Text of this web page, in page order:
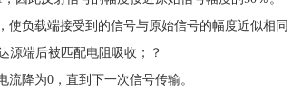
使负载端接受到的信号与原始信号的幅度近似相同
源端后被匹配电阻吸收；？
降为0，直到下一次信号传输。